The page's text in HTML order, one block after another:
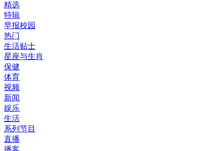
精选
特辑
早报校园
热门
生活贴士
星座与生肖
保健
体育
视频
新闻
娱乐
生活
系列节目
直播
播客